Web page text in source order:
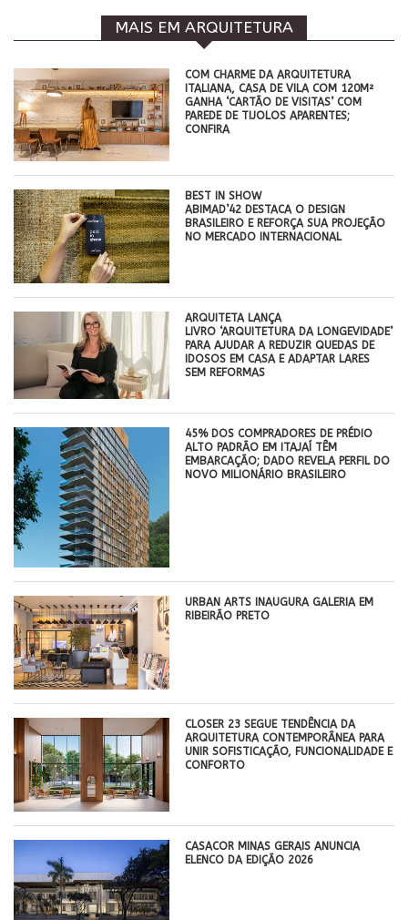
MAIS EM ARQUITETURA
COM CHARME DA ARQUITETURA
ITALIANA, CASA DE VILA COM 120M²
GANHA ‘CARTÃO DE VISITAS’ COM
PAREDE DE TIJOLOS APARENTES;
CONFIRA
BEST IN SHOW
ABIMAD’42 DESTACA O DESIGN
BRASILEIRO E REFORÇA SUA PROJEÇÃO
NO MERCADO INTERNACIONAL
ARQUITETA LANÇA
LIVRO ‘ARQUITETURA DA LONGEVIDADE’
PARA AJUDAR A REDUZIR QUEDAS DE
IDOSOS EM CASA E ADAPTAR LARES
SEM REFORMAS
45% DOS COMPRADORES DE PRÉDIO
ALTO PADRÃO EM ITAJAÍ TÊM
EMBARCAÇÃO; DADO REVELA PERFIL DO
NOVO MILIONÁRIO BRASILEIRO
​URBAN ARTS INAUGURA GALERIA EM
RIBEIRÃO PRETO
CLOSER 23 SEGUE TENDÊNCIA DA
ARQUITETURA CONTEMPORÂNEA PARA
UNIR SOFISTICAÇÃO, FUNCIONALIDADE E
CONFORTO
CASACOR MINAS GERAIS ANUNCIA
ELENCO DA EDIÇÃO 2026